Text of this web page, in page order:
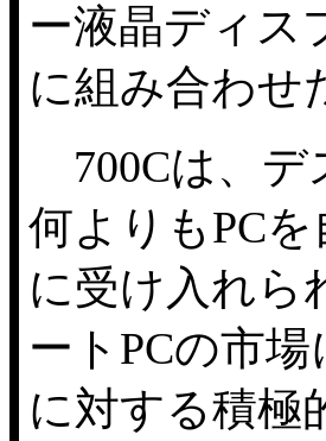
ー液晶ディス
に組み合わせ
700Cは、デ
何よりもPC
に受け入れら
ートPCの市
に対する積極